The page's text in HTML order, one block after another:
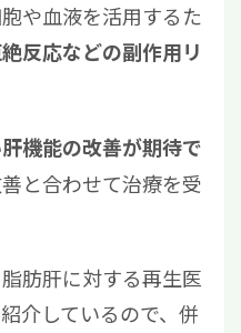
や血液を活用するた
反応などの副作用リ
機能の改善が期待で
と合わせて治療を受
肪肝に対する再生医
介しているので、併